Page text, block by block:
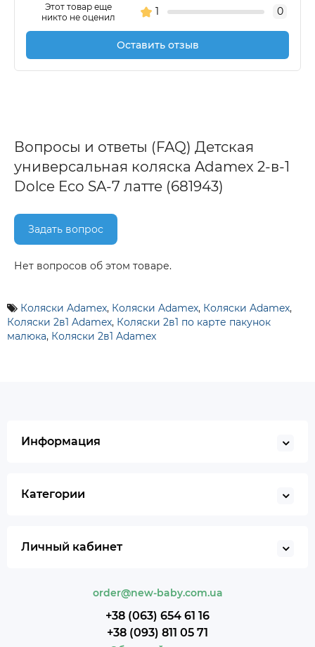
Этот товар еще
никто не оценил
1
0
Оставить отзыв
Вопросы и ответы (FAQ) Детская
универсальная коляска Adamex 2-в-1
Dolce Eco SA-7 латте (681943)
Задать вопрос
Нет вопросов об этом товаре.
Коляски Adamex, Коляски Adamex, Коляски Adamex,
Коляски 2в1 Adamex, Коляски 2в1 по карте пакунок
малюка, Коляски 2в1 Adamex
Информация
Категории
Личный кабинет
order@new-baby.com.ua
+38 (063) 654 61 16
+38 (093) 811 05 71